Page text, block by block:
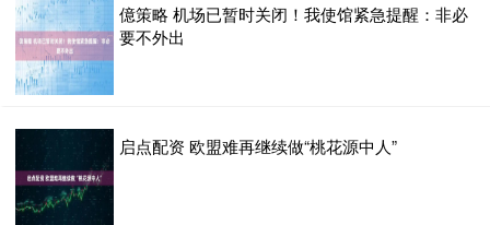
億策略 机场已暂时关闭！我使馆紧急提醒：非必
要不外出
启点配资 欧盟难再继续做“桃花源中人”